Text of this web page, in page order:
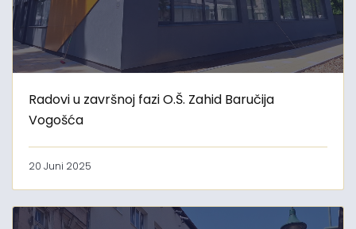
Radovi u završnoj fazi O.Š. Zahid Baručija
Vogošća
20 Juni 2025